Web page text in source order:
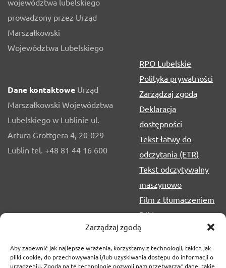
Zarządzaj zgodą
Aby zapewnić jak najlepsze wrażenia, korzystamy z technologii, takich jak
pliki cookie, do przechowywania i/lub uzyskiwania dostępu do informacji o
urządzeniu. Zgoda na te technologie pozwoli nam przetwarzać dane, takie
województwa lubelskiego
prowadzony przez Urząd
Marszałkowski
Województwa Lubelskiego
Dane kontaktowe Urząd
Marszałkowski Województwa
Lubelskiego w Lublinie ul.
Artura Grottgera 4, 20-029
Lublin tel. +48 81 44 16 600
RPO Lubelskie
Polityka prywatności
Zarządzaj zgodą
Deklaracja
dostępności
Tekst łatwy do
odczytania (ETR)
Tekst odczytywalny
maszynowo
Film z tłumaczeniem
PJM